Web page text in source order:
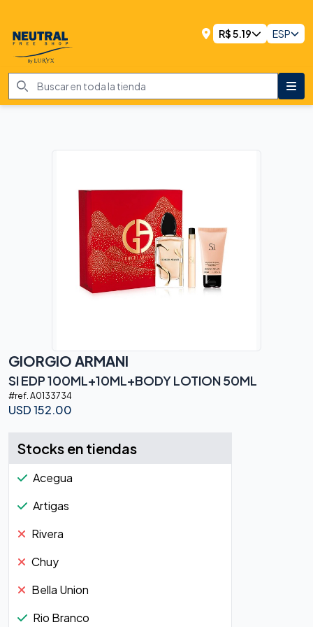
R$5.19 ESP
GIORGIO ARMANI
SI EDP 100ML+10ML+BODY LOTION 50ML
#ref. A0133734
USD152.00
Stocks en tiendas
Acegua
Artigas
Rivera
Chuy
Bella Union
Rio Branco